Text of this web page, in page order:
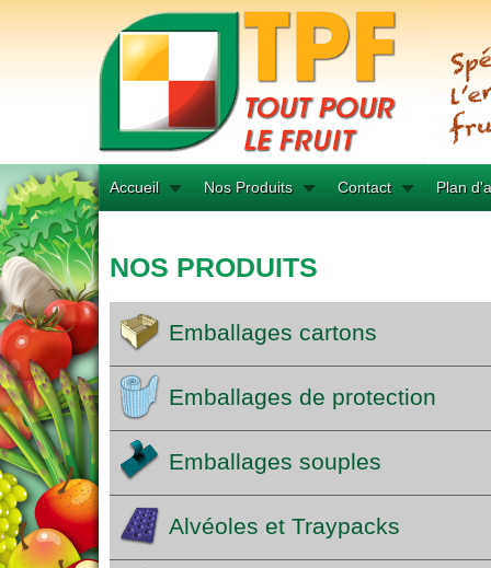
Accueil Nos Produits Contact Plan
NOS PRODUITS
Emballages cartons
Emballages de protection
Emballages souples
Alvéoles et Traypacks